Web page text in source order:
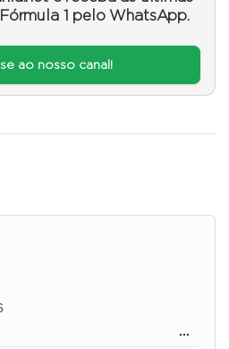
1 pelo WhatsApp.
ao nosso canal!
...